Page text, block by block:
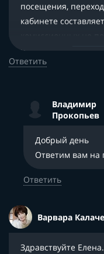
посещения,
кабинете
комиссионных не
нулю.Подскажите,
Ответить
Владимир
Прокопьев
Добрый день
Ответим вам на
Ответить
Варвара
Здравствуйте